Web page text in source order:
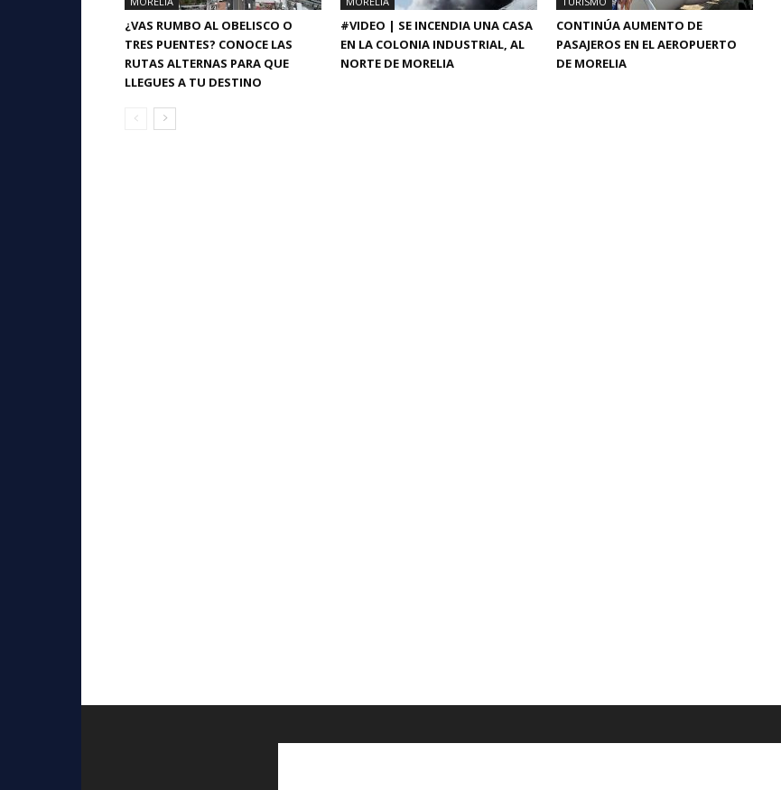
¿VAS RUMBO AL OBELISCO O
TRES PUENTES? CONOCE LAS
RUTAS ALTERNAS PARA QUE
LLEGUES A TU DESTINO
#VIDEO | SE INCENDIA UNA CASA
EN LA COLONIA INDUSTRIAL, AL
NORTE DE MORELIA
CONTINÚA AUMENTO DE
PASAJEROS EN EL AEROPUERTO
DE MORELIA